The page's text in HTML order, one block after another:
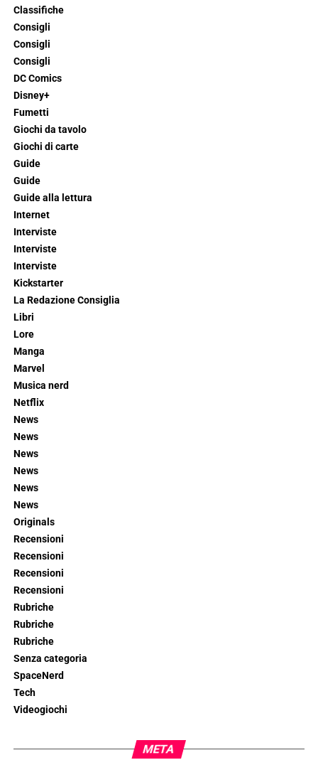
Classifiche
Consigli
Consigli
Consigli
DC Comics
Disney+
Fumetti
Giochi da tavolo
Giochi di carte
Guide
Guide
Guide alla lettura
Internet
Interviste
Interviste
Interviste
Kickstarter
La Redazione Consiglia
Libri
Lore
Manga
Marvel
Musica nerd
Netflix
News
News
News
News
News
News
Originals
Recensioni
Recensioni
Recensioni
Recensioni
Rubriche
Rubriche
Rubriche
Senza categoria
SpaceNerd
Tech
Videogiochi
META